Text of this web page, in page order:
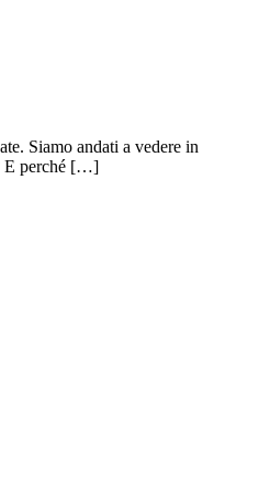
Siamo andati a vedere in
E perché […]